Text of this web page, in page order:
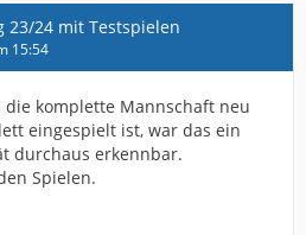
23/24 mit Testspielen
15:54
komplette Mannschaft neu
eingespielt ist, war das ein
durchaus erkennbar.
Spielen.